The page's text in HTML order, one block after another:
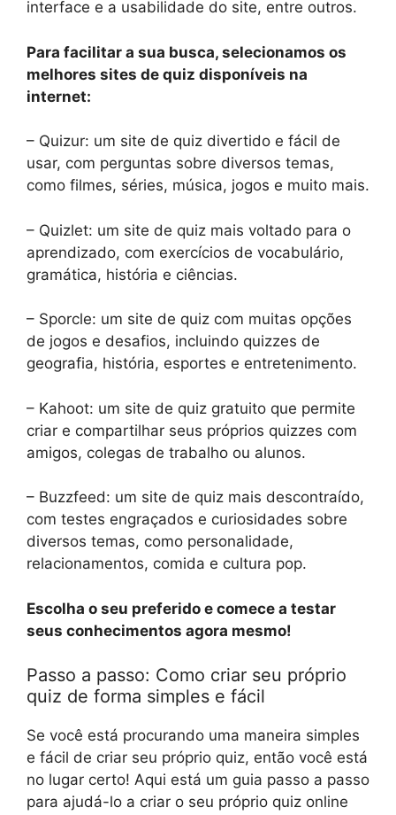
interface e a usabilidade do site, entre outros.
Para facilitar a sua busca, selecionamos os
melhores sites de quiz disponíveis na
internet:
– Quizur: um site de quiz divertido e fácil de
usar, com perguntas sobre diversos temas,
como filmes, séries, música, jogos e muito mais.
– Quizlet: um site de quiz mais voltado para o
aprendizado, com exercícios de vocabulário,
gramática, história e ciências.
– Sporcle: um site de quiz com muitas opções
de jogos e desafios, incluindo quizzes de
geografia, história, esportes e entretenimento.
– Kahoot: um site de quiz gratuito que permite
criar e compartilhar seus próprios quizzes com
amigos, colegas de trabalho ou alunos.
– Buzzfeed: um site de quiz mais descontraído,
com testes engraçados e curiosidades sobre
diversos temas, como personalidade,
relacionamentos, comida e cultura pop.
Escolha o seu preferido e comece a testar
seus conhecimentos agora mesmo!
Passo a passo: Como criar seu próprio
quiz de forma simples e fácil
Se você está procurando uma maneira simples
e fácil de criar seu próprio quiz, então você está
no lugar certo! Aqui está um guia passo a passo
para ajudá-lo a criar o seu próprio quiz online